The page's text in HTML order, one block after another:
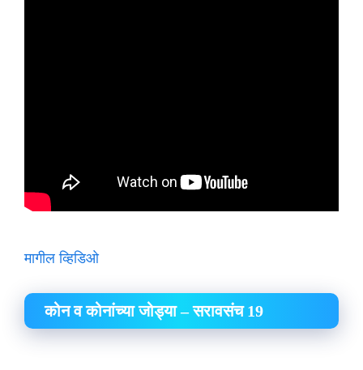
मागील व्हिडिओ
कोन व कोनांच्या जोड्या – सरावसंच 19